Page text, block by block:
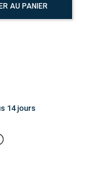
AU PANIER
14 jours